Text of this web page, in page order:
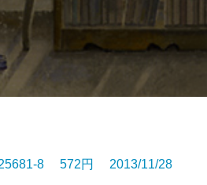
8 572円 2013/11/28